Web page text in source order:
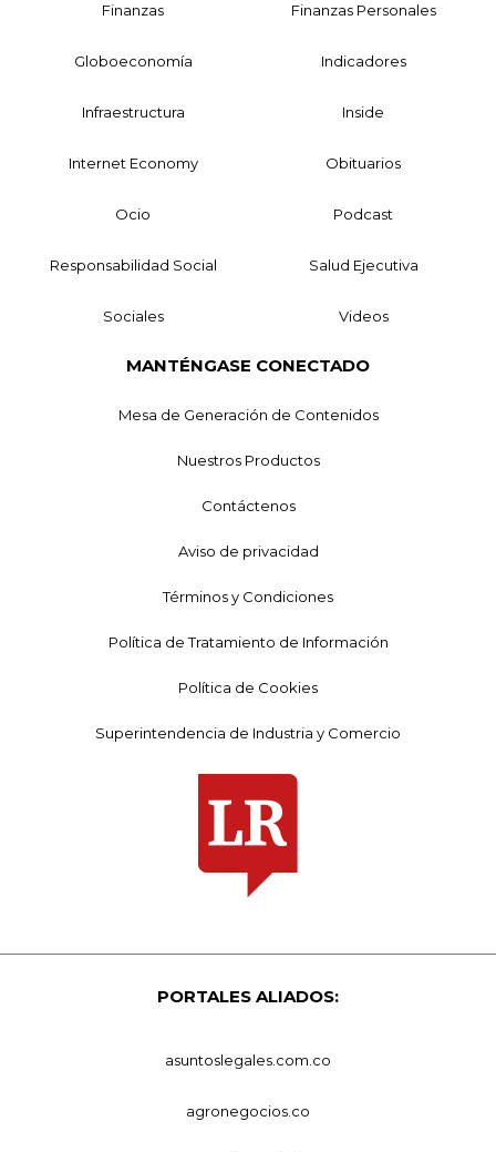
Finanzas Finanzas Personales
Globoeconomía Indicadores
Infraestructura Inside
Internet Economy Obituarios
Ocio Podcast
Responsabilidad Social Salud Ejecutiva
Sociales Videos
MANTÉNGASE CONECTADO
Mesa de Generación de Contenidos
Nuestros Productos
Contáctenos
Aviso de privacidad
Términos y Condiciones
Política de Tratamiento de Información
Política de Cookies
Superintendencia de Industria y Comercio
PORTALES ALIADOS:
asuntoslegales.com.co
agronegocios.co